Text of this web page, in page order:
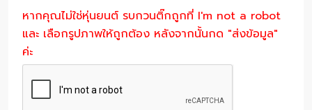
หากคุณไม่ใช่หุ่นยนต์ รบกวนติ๊กถูกที่ I'm not a robot
และ เลือกรูปภาพให้ถูกต้อง หลังจากนั้นกด "ส่งข้อมูล"
ค่ะ